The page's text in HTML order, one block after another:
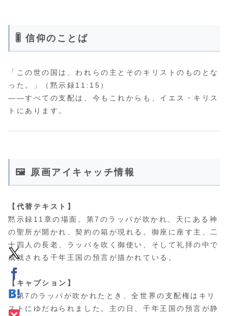
🎚️ 信仰のことば
「この世の国は、われらの主とそのキリストのものとな
った。」（黙示録11:15）
――すべての支配は、今もこれからも、イエス・キリス
トにあります。
🖼 原画アイキャッチ情報
【代替テキスト】
黙示録11章の場面。第7のラッパが吹かれ、天にある神
の聖所が開かれ、契約の箱が現れる。御座に座す主、二
十四人の長老、ラッパを吹く御使い、そして礼拝の中で
成就される千年王国の預言が描かれている。
【キャプション】
「第7のラッパが吹かれたとき、全世界の支配権はキリ
ストにゆだねられました。主の日、千年王国の預言が静